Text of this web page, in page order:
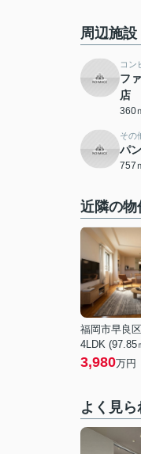
周辺施設
コン
フ
店
360
その
パ
757
近隣の物
4LDK (97.85
3,980万円
よく見